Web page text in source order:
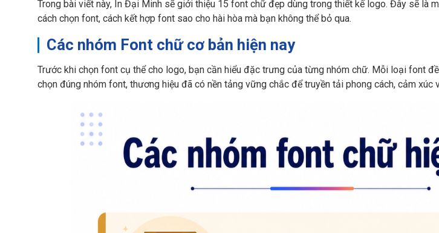
Trong bài viết này, In Đại Minh sẽ giới thiệu 15 font chữ đẹp dùng trong thiết kế logo. Đây sẽ là
cách chọn font, cách kết hợp font sao cho hài hòa mà bạn không thể bỏ qua.
Các nhóm Font chữ cơ bản hiện nay
Trước khi chọn font cụ thể cho logo, bạn cần hiểu đặc trưng của từng nhóm chữ. Mỗi loại font
chọn đúng nhóm font, thương hiệu đã có nền tảng vững chắc để truyền tải phong cách, cảm xúc